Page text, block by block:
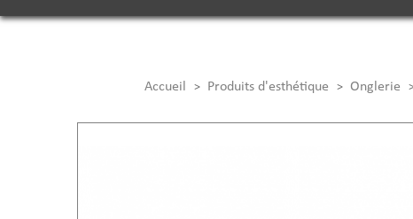
Accueil > Produits d'esthétique > Onglerie